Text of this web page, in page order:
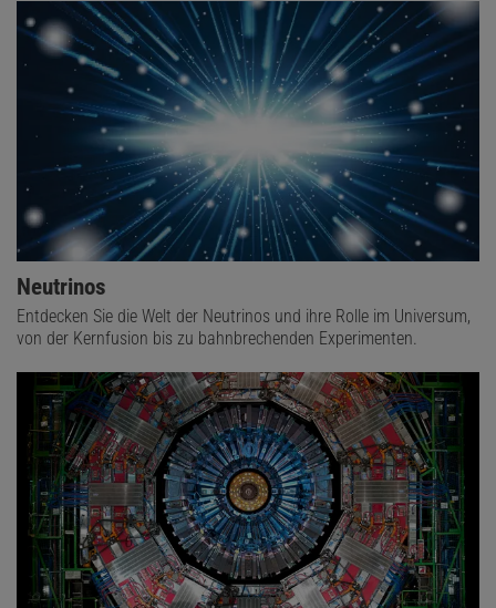
Neutrinos
Entdecken Sie die Welt der Neutrinos und ihre Rolle im Universum,
von der Kernfusion bis zu bahnbrechenden Experimenten.